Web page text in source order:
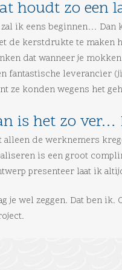
houdt zo een
zal ik eens beginnen… Dan
de kerstdrukte te maken
dat wanneer je mokken
fantastische leverancier
ze konden wegens het
is het zo ver…
alleen de werknemers
is een groot
presenteer laat ik
je wel zeggen. Dat ben